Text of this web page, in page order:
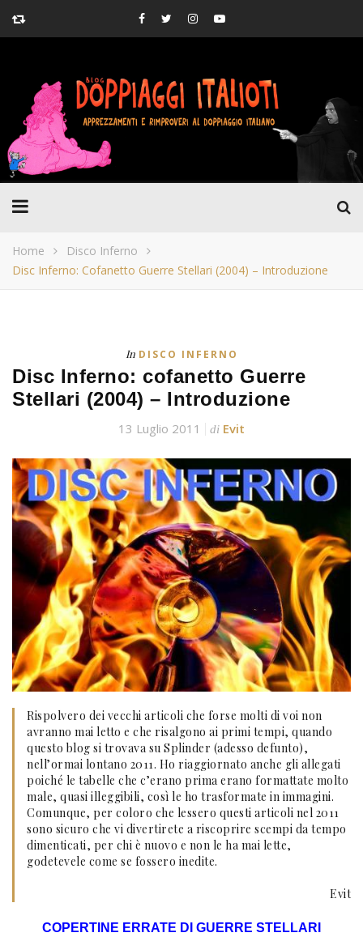
Home
Disco Inferno
Disc Inferno: Cofanetto Guerre Stellari (2004) – Introduzione
In DISCO INFERNO
Disc Inferno: cofanetto Guerre
Stellari (2004) – Introduzione
13 Luglio 2011 di Evit
Rispolvero dei vecchi articoli che forse molti di voi non
avranno mai letto e che risalgono ai primi tempi, quando
questo blog si trovava su Splinder (adesso defunto),
nell’ormai lontano 2011. Ho riaggiornato anche gli allegati
poiché le tabelle che c’erano prima erano formattate molto
male, quasi illeggibili, così le ho trasformate in immagini.
Comunque, per coloro che lessero questi articoli nel 2011
sono sicuro che vi divertirete a riscoprire scempi da tempo
dimenticati, per chi è nuovo e non le ha mai lette,
godetevele come se fossero inedite.
Evit
COPERTINE ERRATE DI GUERRE STELLARI